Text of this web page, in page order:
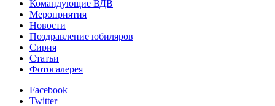
Командующие ВДВ
Мероприятия
Новости
Поздравление юбиляров
Сирия
Статьи
Фотогалерея
Facebook
Twitter